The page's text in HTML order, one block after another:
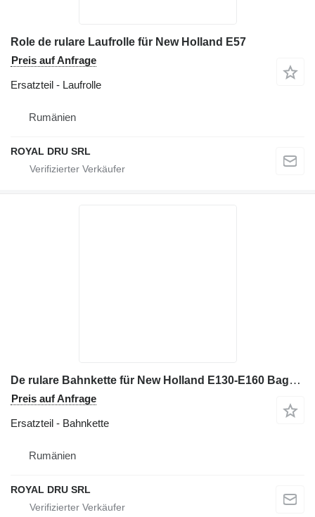
Role de rulare Laufrolle für New Holland E57
Preis auf Anfrage
Ersatzteil - Laufrolle
Rumänien
ROYAL DRU SRL
De rulare Bahnkette für New Holland E130-E160 Bagger
Preis auf Anfrage
Ersatzteil - Bahnkette
Rumänien
ROYAL DRU SRL